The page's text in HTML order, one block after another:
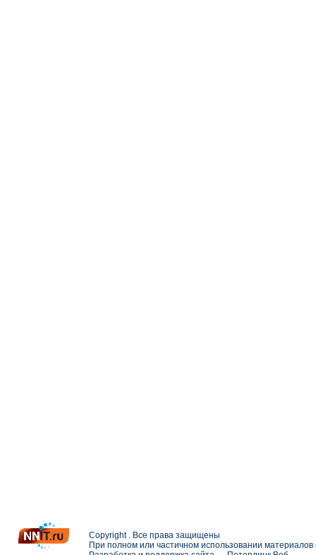
Copyright . Все права защищены
При полном или частичном использовании